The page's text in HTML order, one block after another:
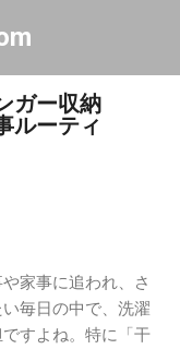
に移動
ガー収納
ルーティ
家事に追われ、さ
毎日の中で、洗濯
すよね。特に「干